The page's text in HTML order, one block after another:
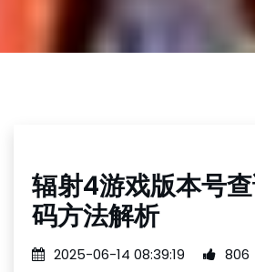
辐射4游戏版本号
码方法解析
2025-06-14 08:39:19 806